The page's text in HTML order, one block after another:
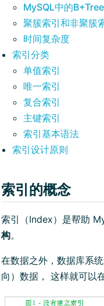
MySQL中的B+Tree
聚簇索引和非聚簇
时间复杂度
索引分类
单值索引
唯一索引
复合索引
主键索引
索引基本语法
索引设计原则
索引的概念
索引（Index）是帮助
构。
在数据之外，数据库系
向）数据， 这样就可以